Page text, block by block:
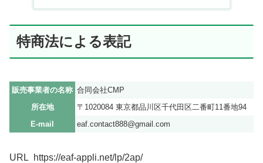
特商法による表記
販売事業者の名称 合同会社CMP
所在地
〒1020084 東京都品川区千代田区二番町11番地94
E-mail
eaf.contact888@gmail.com
URL https://eaf-appli.net/lp/2ap/